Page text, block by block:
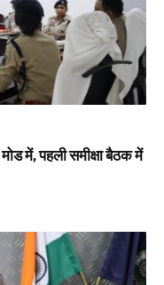
में, पहली समीक्षा बैठक में